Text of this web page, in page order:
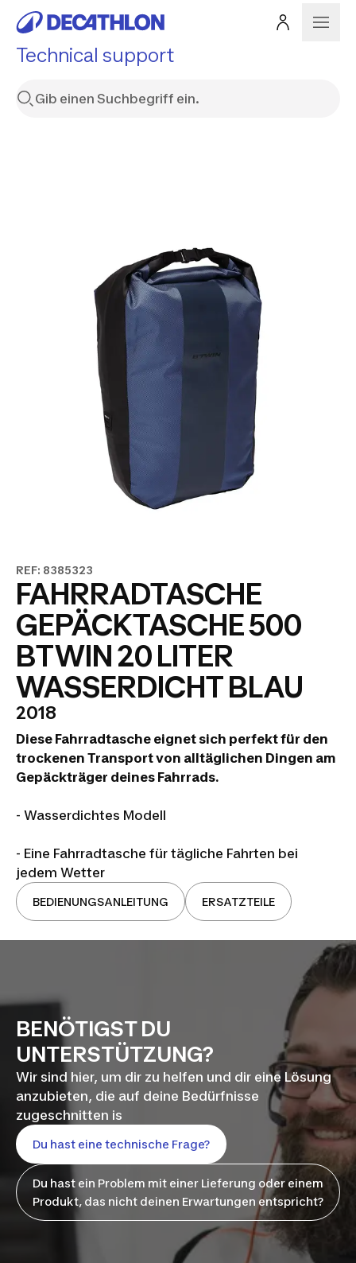
Technical support
REF: 8385323
FAHRRADTASCHE
GEPÄCKTASCHE 500
BTWIN 20 LITER
WASSERDICHT BLAU
2018
Diese Fahrradtasche eignet sich perfekt für den
trockenen Transport von alltäglichen Dingen am
Gepäckträger deines Fahrrads.
- Wasserdichtes Modell
- Eine Fahrradtasche für tägliche Fahrten bei
jedem Wetter
BEDIENUNGSANLEITUNG ERSATZTEILE
BENÖTIGST DU
UNTERSTÜTZUNG?
Wir sind hier, um dir zu helfen und dir eine Lösung
anzubieten, die auf deine Bedürfnisse
zugeschnitten is
Du hast eine technische Frage?
Du hast ein Problem mit einer Lieferung oder einem
Produkt, das nicht deinen Erwartungen entspricht?